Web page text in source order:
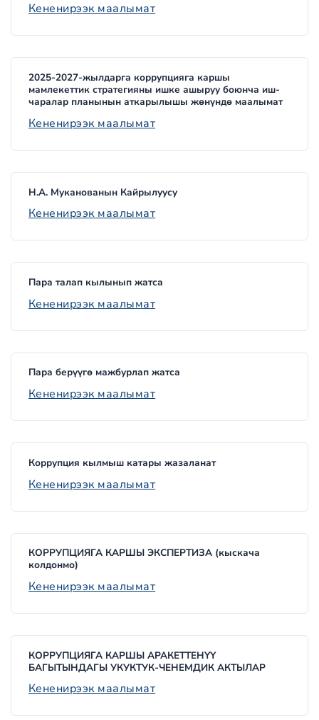
Кененирээк маалымат
2025-2027-жылдарга коррупцияга каршы
мамлекеттик стратегияны ишке ашыруу боюнча иш-
чаралар планынын аткарылышы жөнүндө маалымат
Кененирээк маалымат
Н.А. Муканованын Кайрылуусу
Кененирээк маалымат
Пара талап кылынып жатса
Кененирээк маалымат
Пара берүүгө мажбурлап жатса
Кененирээк маалымат
Коррупция кылмыш катары жазаланат
Кененирээк маалымат
КОРРУПЦИЯГА КАРШЫ ЭКСПЕРТИЗА (кыскача
колдонмо)
Кененирээк маалымат
КОРРУПЦИЯГА КАРШЫ АРАКЕТТЕНҮҮ
БАГЫТЫНДАГЫ УКУКТУК-ЧЕНЕМДИК АКТЫЛАР
Кененирээк маалымат